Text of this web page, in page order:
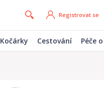
Registrovat se
Kočárky Cestování Péče